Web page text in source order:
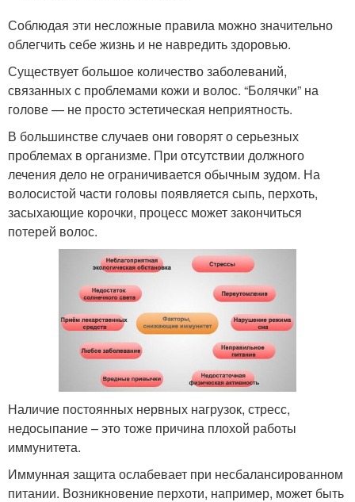
Соблюдая эти несложные правила можно значительно
облегчить себе жизнь и не навредить здоровью.
Существует большое количество заболеваний,
связанных с проблемами кожи и волос. “Болячки” на
голове — не просто эстетическая неприятность.
В большинстве случаев они говорят о серьезных
проблемах в организме. При отсутствии должного
лечения дело не ограничивается обычным зудом. На
волосистой части головы появляется сыпь, перхоть,
засыхающие корочки, процесс может закончиться
потерей волос.
Наличие постоянных нервных нагрузок, стресс,
недосыпание – это тоже причина плохой работы
иммунитета.
Иммунная защита ослабевает при несбалансированном
питании. Возникновение перхоти, например, может быть